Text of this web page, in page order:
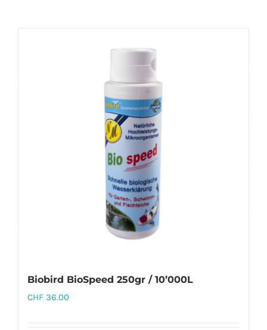
Biobird BioSpeed 250gr / 10’000L
CHF 36.00